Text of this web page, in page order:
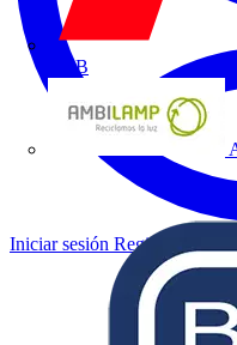
ABB
Iniciar sesión Registrarse